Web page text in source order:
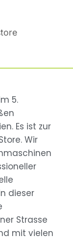
5.
Es ist zur
Wir
dieser
Strasse
mit vielen